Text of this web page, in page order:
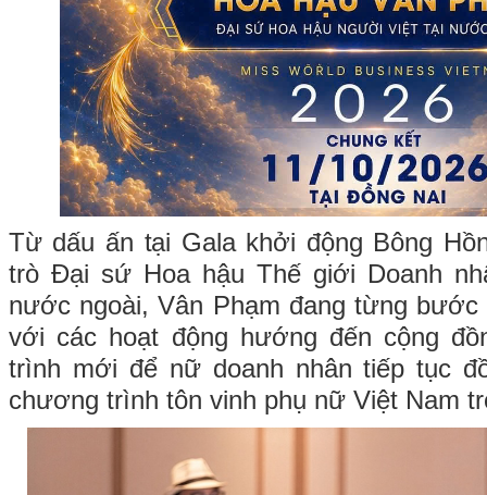
Từ dấu ấn tại Gala khởi động Bông
trò Đại sứ Hoa hậu Thế giới Doanh
nước ngoài, Vân Phạm đang từng
với các hoạt động hướng đến cộng
trình mới để nữ doanh nhân tiếp tục
chương trình tôn vinh phụ nữ Việt Nam